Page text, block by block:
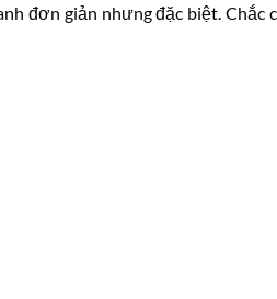
đơn giản nhưng đặc biệt. Chắc